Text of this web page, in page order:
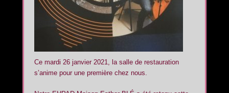
Ce mardi 26 janvier 2021, la salle de restauration
s’anime pour une première chez nous.